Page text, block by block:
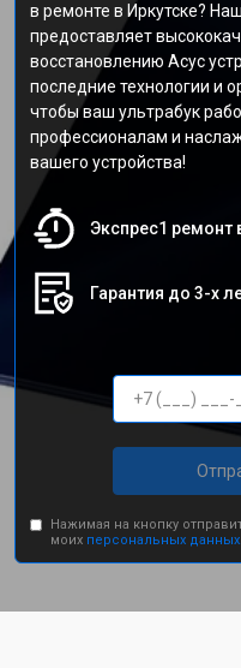
в ремонте в Иркутске?
предоставляет
восстановлению Асус
последние технологии и
чтобы ваш ультрабук
профессионалам и
вашего устройства!
Экспрес1 ремонт
Гарантия до 3-х
Нажимая на кнопку
моих персональных данных.